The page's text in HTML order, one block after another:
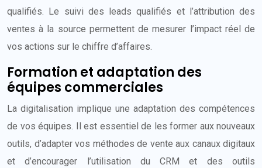
qualifiés. Le suivi des leads qualifiés et l’attribution des
ventes à la source permettent de mesurer l’impact réel de
vos actions sur le chiffre d’affaires.
Formation et adaptation des
équipes commerciales
La digitalisation implique une adaptation des compétences
de vos équipes. Il est essentiel de les former aux nouveaux
outils, d’adapter vos méthodes de vente aux canaux digitaux
et d’encourager l’utilisation du CRM et des outils